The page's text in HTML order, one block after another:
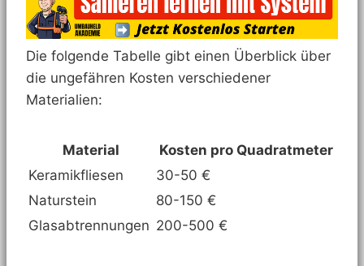
Die folgende Tabelle gibt einen Überblick über
die ungefähren Kosten verschiedener
Materialien:
Material
Kosten pro Quadratmeter
Keramikfliesen
30-50 €
Naturstein
80-150 €
Glasabtrennungen 200-500 €